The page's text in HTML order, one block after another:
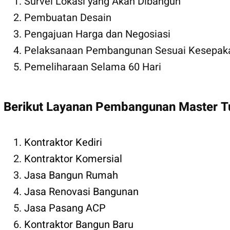
Pembuatan Desain
Pengajuan Harga dan Negosiasi
Pelaksanaan Pembangunan Sesuai
Pemeliharaan Selama 60 Hari
Berikut Layanan Pembangunan Master
Kontraktor Kediri
Kontraktor Komersial
Jasa Bangun Rumah
Jasa Renovasi Bangunan
Jasa Pasang ACP
Kontraktor Bangun Baru